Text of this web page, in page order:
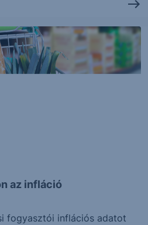
az infláció
fogyasztói inflációs adatot